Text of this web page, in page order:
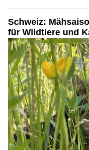
Schweiz:
für Wildtiere und